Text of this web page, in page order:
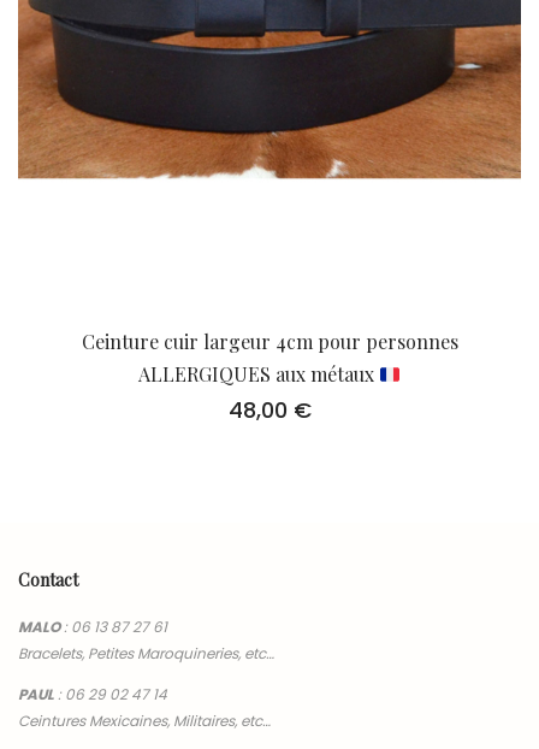
Ceinture cuir largeur 4cm pour personnes
ALLERGIQUES aux métaux
48,00 €
Contact
MALO:06 13 87 27 61
Bracelets, Petites Maroquineries, etc…
PAUL:06 29 02 47 14
Ceintures Mexicaines, Militaires, etc…